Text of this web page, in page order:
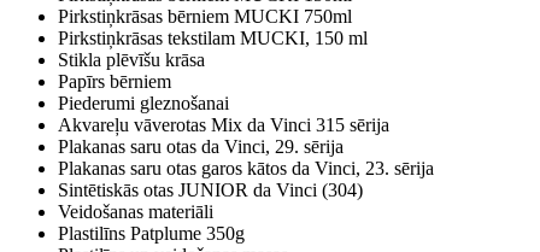
Pirkstiņkrāsas bērniem MUCKI 750ml
Pirkstiņkrāsas tekstilam MUCKI, 150 ml
Stikla plēvīšu krāsa
Papīrs bērniem
Piederumi gleznošanai
Akvareļu vāverotas Mix da Vinci 315 sērija
Plakanas saru otas da Vinci, 29. sērija
Plakanas saru otas garos kātos da Vinci, 23. sērija
Sintētiskās otas JUNIOR da Vinci (304)
Veidošanas materiāli
Plastilīns Patplume 350g